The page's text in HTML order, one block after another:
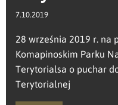
7.10.2019
28 września 2019 r. na
Komapinoskim Parku
Terytorialsa o puchar
Terytorialnej